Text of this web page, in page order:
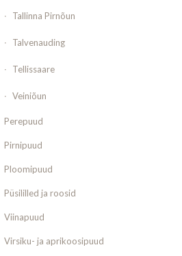
Tallinna Pirnõun
Talvenauding
Tellissaare
Veiniõun
Perepuud
Pirnipuud
Ploomipuud
Püsililled ja roosid
Viinapuud
Virsiku- ja aprikoosipuud